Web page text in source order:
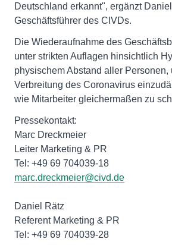
Deutschland erkannt", ergänzt
Geschäftsführer des CIVDs.
Die Wiederaufnahme des
unter strikten Auflagen hinsichtlich
physischem Abstand aller Personen,
Verbreitung des Coronavirus
wie Mitarbeiter gleichermaßen zu
Pressekontakt:
Marc Dreckmeier
Leiter Marketing & PR
marc.dreckmeier@civd.de
Daniel Rätz
Referent Marketing & PR
Tel: +49 69 704039-28